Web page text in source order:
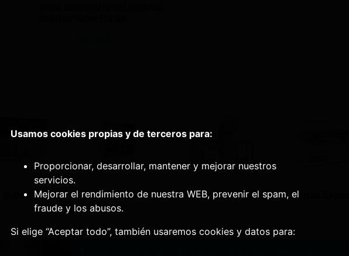
Industrial Frio Industrial Maquinaría Auxiliar Vitrinas
Usamos cookies propias y de terceros para:
Proporcionar, desarrollar, mantener y mejorar nuestros
servicios.
Mejorar el rendimiento de nuestra WEB, prevenir el spam, el
fraude y los abusos.
Si elige “Aceptar todo”, también usaremos cookies y datos para: